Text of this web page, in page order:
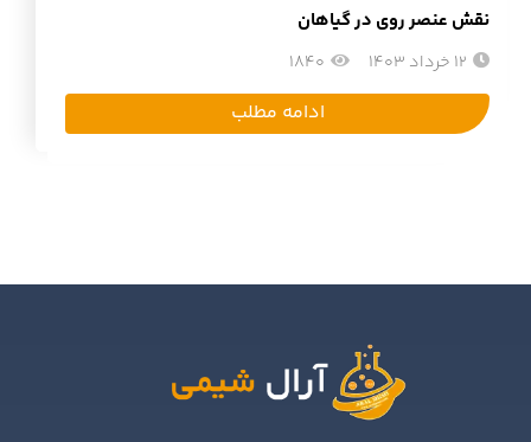
نقش عنصر روی در گیاهان
12 خرداد 1403 1840
ادامه مطلب